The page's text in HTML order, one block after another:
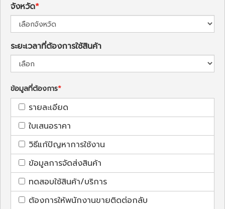
จังหวัด
ระยะเวลาที่ต้องการใช้สินค้า
ข้อมูลที่ต้องการ
รายละเอียด
ใบเสนอราคา
วิธีแก้ปัญหาการใช้งาน
ข้อมูลการจัดส่งสินค้า
ทดสอบใช้สินค้า/บริการ
ต้องการให้พนักงานขายติดต่อกลับ